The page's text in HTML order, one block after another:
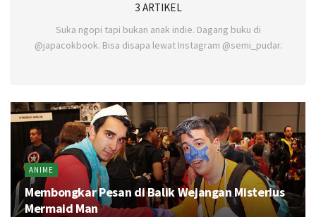
3 ARTIKEL
Suka ngopi tapi bukan anak indie. Dagang buku di
@japacokbook. Bisa disapa lewat Instagram @semi_pudar.
ANIME
Membongkar Pesan di Balik Wejangan Misterius
Mermaid Man